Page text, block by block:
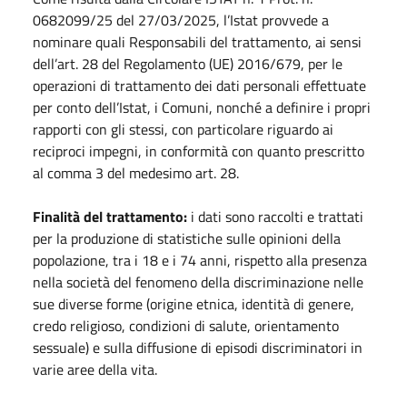
0682099/25 del 27/03/2025, l’Istat provvede a
nominare quali Responsabili del trattamento, ai sensi
dell’art. 28 del Regolamento (UE) 2016/679, per le
operazioni di trattamento dei dati personali effettuate
per conto dell’Istat, i Comuni, nonché a definire i propri
rapporti con gli stessi, con particolare riguardo ai
reciproci impegni, in conformità con quanto prescritto
al comma 3 del medesimo art. 28.
Finalità del trattamento: i dati sono raccolti e trattati
per la produzione di statistiche sulle opinioni della
popolazione, tra i 18 e i 74 anni, rispetto alla presenza
nella società del fenomeno della discriminazione nelle
sue diverse forme (origine etnica, identità di genere,
credo religioso, condizioni di salute, orientamento
sessuale) e sulla diffusione di episodi discriminatori in
varie aree della vita.